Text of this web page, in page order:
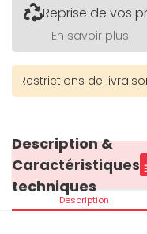
Reprise de vos
En savoir plus
Restrictions de
Description &
Caractéristiques
techniques
Description